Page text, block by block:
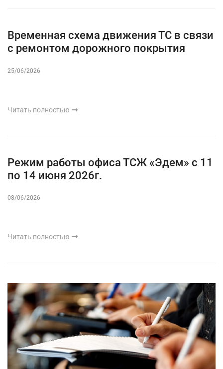
Временная схема движения ТС в связи
с ремонтом дорожного покрытия
25/06/2026
Читать полностью
Режим работы офиса ТСЖ «Эдем» с 11
по 14 июня 2026г.
08/06/2026
Читать полностью